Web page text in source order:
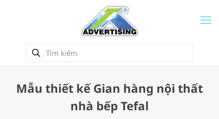
Mẫu thiết kế Gian hàng nội thất
nhà bếp Tefal